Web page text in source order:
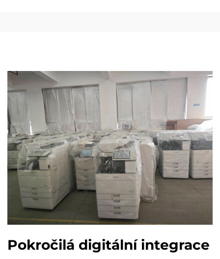
Pokročilá digitální integrace